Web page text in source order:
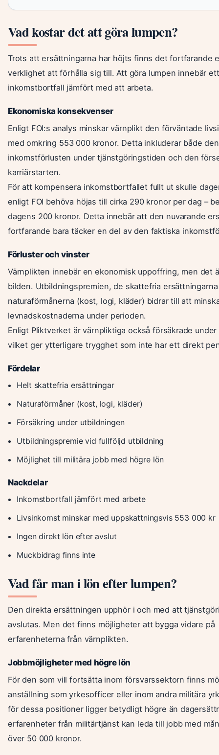
Vad kostar det att göra lumpen?
Trots att ersättningarna har höjts finns det fortfarande
verklighet att förhålla sig till. Att göra lumpen innebär ett
inkomstbortfall jämfört med att arbeta.
Ekonomiska konsekvenser
Enligt FOI:s analys minskar värnplikt den förväntade
med omkring 553 000 kronor. Detta inkluderar både
inkomstförlusten under tjänstgöringstiden och den
karriärstarten.
För att kompensera inkomstbortfallet fullt ut skulle
enligt FOI behöva höjas till cirka 290 kronor per dag –
dagens 200 kronor. Detta innebär att den nuvarande
fortfarande bara täcker en del av den faktiska
Förluster och vinster
Värnplikten innebär en ekonomisk uppoffring, men det
bilden. Utbildningspremien, de skattefria
naturaförmånerna (kost, logi, kläder) bidrar till att
levnadskostnaderna under perioden.
Enligt Pliktverket är värnpliktiga också försäkrade
vilket ger ytterligare trygghet som inte har ett direkt
Fördelar
Helt skattefria ersättningar
Naturaförmåner (kost, logi, kläder)
Försäkring under utbildningen
Utbildningspremie vid fullföljd utbildning
Möjlighet till militära jobb med högre lön
Nackdelar
Inkomstbortfall jämfört med arbete
Livsinkomst minskar med uppskattningsvis 553 000 kr
Ingen direkt lön efter avslut
Muckbidrag finns inte
Vad får man i lön efter lumpen?
Den direkta ersättningen upphör i och med att
avslutas. Men det finns möjligheter att bygga vidare på
erfarenheterna från värnplikten.
Jobbmöjligheter med högre lön
För den som vill fortsätta inom försvarssektorn finns
anställning som yrkesofficer eller inom andra militära
för dessa positioner ligger betydligt högre än
erfarenheter från militärtjänst kan leda till jobb med
över 50 000 kronor.